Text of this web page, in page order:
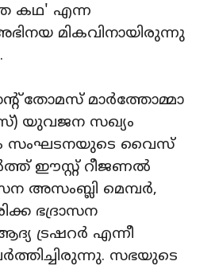
കഥ' എന്ന
മികവിനായിരുന്നു
തോമസ് മാര്‍ത്തോമ്മാ
യുവജന സഖ്യം
സംഘടനയുടെ വൈസ്
ഈസ്റ്റ് റീജണല്‍
അസംബ്ലി മെമ്പര്‍,
ഭദ്രാസന
ട്രഷറര്‍ എന്നീ
സഭയുടെ